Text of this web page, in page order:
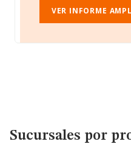
VER INFORME
Sucursales por